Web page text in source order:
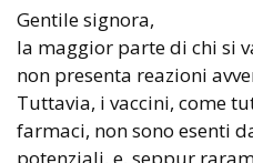
Gentile signora,
la maggior parte di chi si
non presenta reazioni
Tuttavia, i vaccini, come
farmaci, non sono esenti